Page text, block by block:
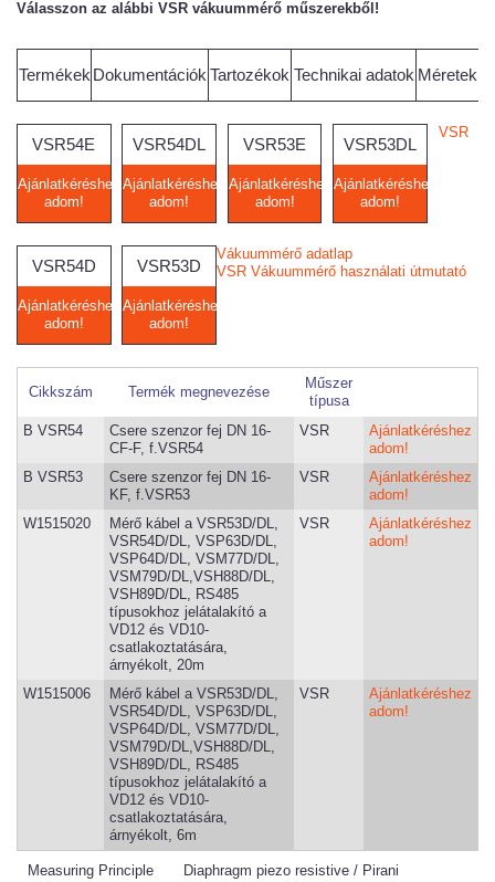
Válasszon az alábbi VSR vákuummérő műszerekből!
Termékek Dokumentációk Tartozékok Technikai adatok Méretek
VSR54E
Ajánlatkéréshez
adom!
VSR54DL
Ajánlatkéréshez
adom!
VSR53E
Ajánlatkéréshez
adom!
VSR53DL
Ajánlatkéréshez
adom!
VSR54D
Ajánlatkéréshez
adom!
VSR53D
Ajánlatkéréshez
adom!
VSR
Vákuummérő adatlap
VSR Vákuummérő használati útmutató
Cikkszám Termék megnevezése
Műszer
típusa
B VSR54
Csere szenzor fej DN 16-
CF-F, f.VSR54
VSR
Ajánlatkéréshez
adom!
B VSR53
Csere szenzor fej DN 16-
KF, f.VSR53
VSR
Ajánlatkéréshez
adom!
W1515020
Mérő kábel a VSR53D/DL,
VSR54D/DL, VSP63D/DL,
VSP64D/DL, VSM77D/DL,
VSM79D/DL,VSH88D/DL,
VSH89D/DL, RS485
típusokhoz jelátalakító a
VD12 és VD10-
csatlakoztatására,
árnyékolt, 20m
VSR
Ajánlatkéréshez
adom!
W1515006
Mérő kábel a VSR53D/DL,
VSR54D/DL, VSP63D/DL,
VSP64D/DL, VSM77D/DL,
VSM79D/DL,VSH88D/DL,
VSH89D/DL, RS485
típusokhoz jelátalakító a
VD12 és VD10-
csatlakoztatására,
árnyékolt, 6m
VSR
Ajánlatkéréshez
adom!
Measuring Principle Diaphragm piezo resistive / Pirani